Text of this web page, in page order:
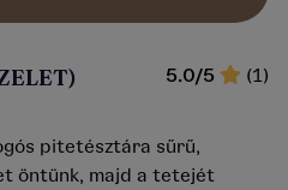
5.0/5 (1)
pitetésztára sűrű,
öntünk, majd a tetejét